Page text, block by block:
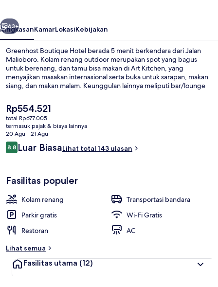
Berikutnya
63+
RingkasanKamarLokasiKebijakan
Greenhost Boutique Hotel berada 5 menit berkendara dari Jalan
Malioboro. Kolam renang outdoor merupakan spot yang bagus
untuk berenang, dan tamu bisa makan di Art Kitchen, yang
menyajikan masakan internasional serta buka untuk sarapan, makan
siang, dan makan malam. Keunggulan lainnya meliputi bar/lounge
Harga
saat
ini
Rp554.521
Rp554.521
total Rp677.005
termasuk pajak & biaya lainnya
20 Agu - 21 Agu
Ulasan
8,88,8 dari 10
Luar BiasaLihat total 143 ulasan
Fasilitas populer
Kolam renang
Transportasi bandara
Parkir gratis
Wi-Fi Gratis
Restoran
AC
Lihat semua
Fasilitas utama (12)